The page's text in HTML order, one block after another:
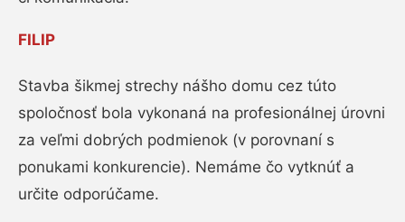
FILIP
Stavba šikmej strechy nášho domu cez túto
spoločnosť bola vykonaná na profesionálnej úrovni
za veľmi dobrých podmienok (v porovnaní s
ponukami konkurencie). Nemáme čo vytknúť a
určite odporúčame.